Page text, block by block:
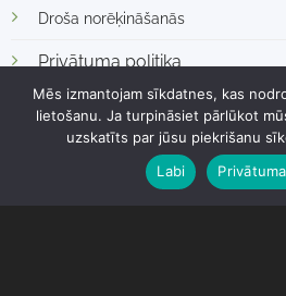
Droša norēķināšanās
Privātuma politika
Kontakti
Mēs izmantojam sīkdatnes, kas
lietošanu. Ja turpināsiet pārlūkot
uzskatīts par jūsu piekrišanu
Labi